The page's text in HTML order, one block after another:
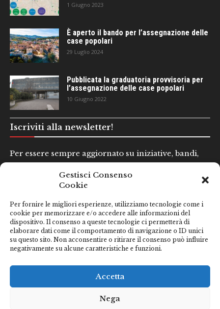
Gestisci Consenso
Cookie
Per fornire le migliori esperienze, utilizziamo tecnologie come i
cookie per memorizzare e/o accedere alle informazioni del
dispositivo. Il consenso a queste tecnologie ci permetterà di
elaborare dati come il comportamento di navigazione o ID unici
su questo sito. Non acconsentire o ritirare il consenso può influire
negativamente su alcune caratteristiche e funzioni.
Accetta
Nega
1 Giugno 2023
È aperto il bando per l’assegnazione delle
case popolari
29 Luglio 2024
Pubblicata la graduatoria provvisoria per
l’assegnazione delle case popolari
10 Giugno 2022
Iscriviti alla newsletter!
Per essere sempre aggiornato su iniziative, bandi,
Email*